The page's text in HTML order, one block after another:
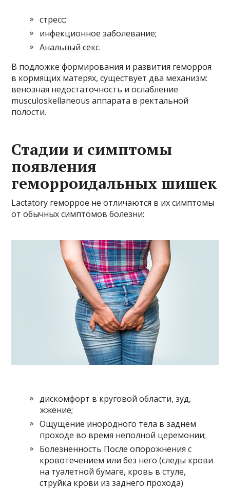
стресс;
инфекционное заболевание;
Анальный секс.
В подложке формирования и развития геморроя
в кормящих матерях, существует два механизм:
венозная недостаточность и ослабление
musculoskellaneous аппарата в ректальной
полости.
Стадии и симптомы
появления
геморроидальных шишек
Lactatory геморрое не отличаются в их симптомы
от обычных симптомов болезни:
дискомфорт в круговой области, зуд,
жжение;
Ощущение инородного тела в заднем
проходе во время неполной церемонии;
Болезненность После опорожнения с
кровотечением или без него (следы крови
на туалетной бумаге, кровь в стуле,
струйка крови из заднего прохода)